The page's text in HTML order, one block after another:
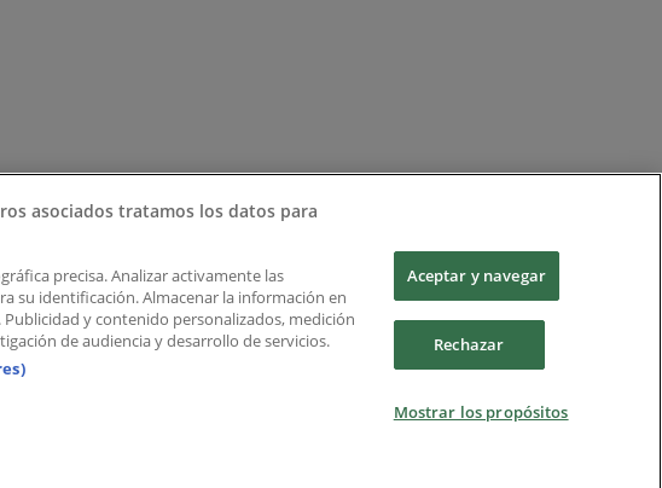
asociados tratamos los datos para
precisa. Analizar activamente las
su identificación. Almacenar la información en
y contenido personalizados, medición
de audiencia y desarrollo de servicios.
Aceptar y navegar
Rechazar
Mostrar los propósitos